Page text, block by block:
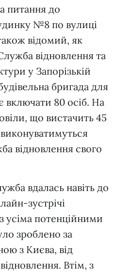
питання до
№8 по вулиці
відомий, як
відновлення та
у Запорізькій
бригада для
включати 80 осіб. На
що вистачить 45
відновлення свого
вдалась навіть до
зустрічі
усіма потенційними
зроблено за
з Києва, від
Втім, з